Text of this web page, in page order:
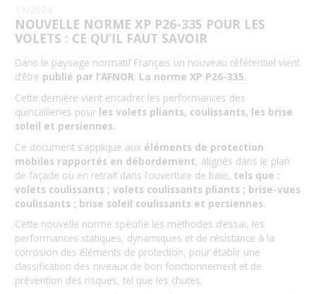
NOUVELLE NORME XP P26-335 POUR LES
VOLETS : CE QU’IL FAUT SAVOIR
Dans le paysage normatif Français un nouveau référentiel vient
d’être publié par l’AFNOR. La norme XP P26-335.
Cette dernière vient encadrer les performances des
quincailleries pourles volets pliants, coulissants, les brise
soleil et persiennes.
Ce document s’applique aux éléments de protection
mobiles rapportés en débordement, alignés dans le plan
de façade ou en retrait dans l’ouverture de baie, tels que :
volets coulissants ; volets coulissants pliants ; brise-vues
coulissants ; brise soleil coulissants et persiennes.
Cette nouvelle norme spécifie les méthodes d’essai, les
performances statiques, dynamiques et de résistance à la
corrosion des éléments de protection, pour établir une
classification des niveaux de bon fonctionnement et de
prévention des risques, tel que les chutes.